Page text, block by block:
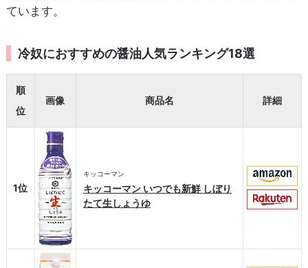
ています。
冷奴におすすめの醤油人気ランキング18選
順
位
画像 商品名 詳細
1位
キッコーマン
キッコーマン いつでも新鮮 しぼり
たて生しょうゆ